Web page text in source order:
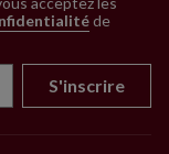
de
S'inscrire